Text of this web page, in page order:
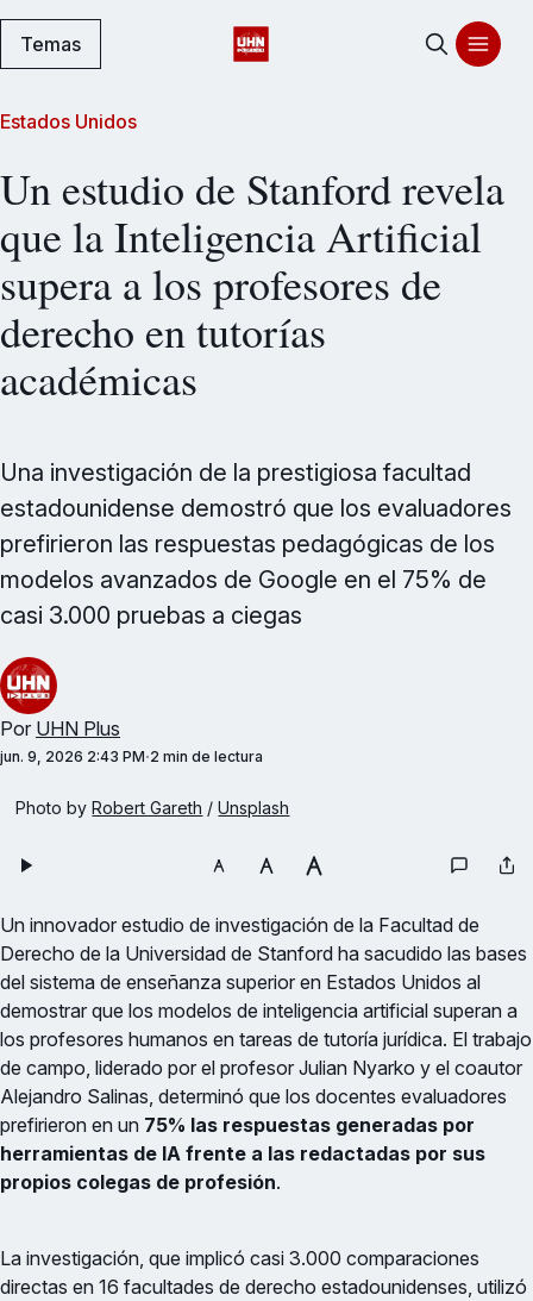
Temas
Estados Unidos
Un estudio de Stanford revela
que la Inteligencia Artificial
supera a los profesores de
derecho en tutorías
académicas
Una investigación de la prestigiosa facultad
estadounidense demostró que los evaluadores
prefirieron las respuestas pedagógicas de los
modelos avanzados de Google en el 75% de
casi 3.000 pruebas a ciegas
Por UHN Plus
jun. 9, 2026 2:43 PM 2 min de lectura
Photo by Robert Gareth / Unsplash
Un innovador estudio de investigación de la Facultad de
Derecho de la Universidad de Stanford ha sacudido las bases
del sistema de enseñanza superior en Estados Unidos al
demostrar que los modelos de inteligencia artificial superan a
los profesores humanos en tareas de tutoría jurídica. El trabajo
de campo, liderado por el profesor Julian Nyarko y el coautor
Alejandro Salinas, determinó que los docentes evaluadores
prefirieron en un 75% las respuestas generadas por
herramientas de IA frente a las redactadas por sus
propios colegas de profesión.
La investigación, que implicó casi 3.000 comparaciones
directas en 16 facultades de derecho estadounidenses, utilizó